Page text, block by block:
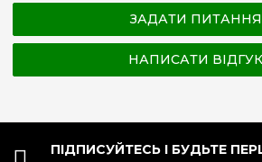
ЗАДАТИ ПИТАННЯ
НАПИСАТИ ВІДГУК
ПІДПИСУЙТЕСЬ І БУДЬТЕ